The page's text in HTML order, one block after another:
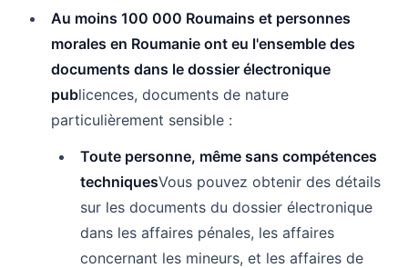
Au moins 100 000 Roumains et personnes
morales en Roumanie ont eu l'ensemble des
documents dans le dossier électronique
publicences, documents de nature
particulièrement sensible :
Toute personne, même sans compétences
techniquesVous pouvez obtenir des détails
sur les documents du dossier électronique
dans les affaires pénales, les affaires
concernant les mineurs, et les affaires de